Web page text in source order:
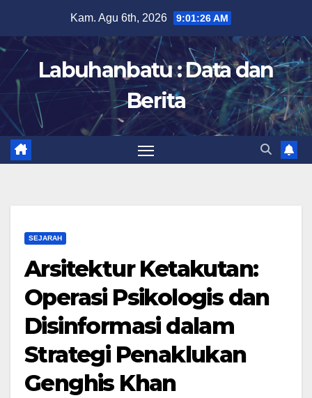
content
Kam. Agu 6th, 2026 9:01:27 AM
Labuhanbatu : Data dan
Berita
SEJARAH
Arsitektur Ketakutan:
Operasi Psikologis dan
Disinformasi dalam
Strategi Penaklukan
Genghis Khan